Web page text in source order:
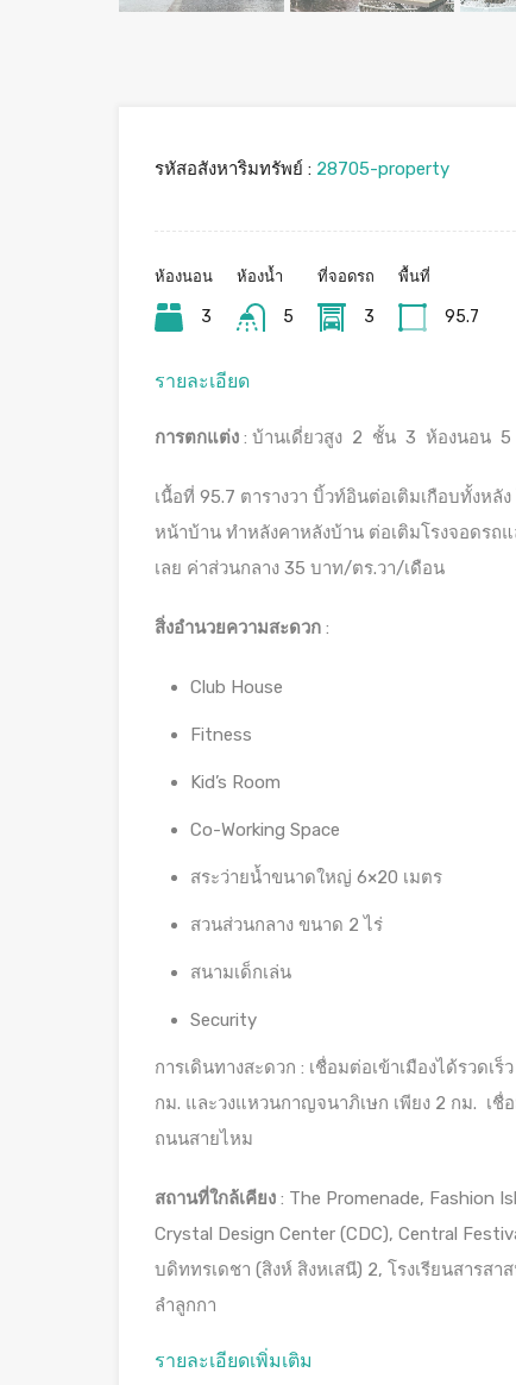
รหัสอสังหาริมทรัพย์ : 28705-property
ห้องนอน
3
ห้องน้ำ
5
ที่จอดรถ
3
พื้นที่
95.7
รายละเอียด
การตกแต่ง : บ้านเดี่ยวสูง 2 ชั้น 3 ห้องนอน
เนื้อที่ 95.7 ตารางวา บิ้วท์อินต่อเติมเกือบทั้งห
หน้าบ้าน ทำหลังคาหลังบ้าน ต่อเติมโรงจอดรถ
เลย ค่าส่วนกลาง 35 บาท/ตร.วา/เดือน
สิ่งอำนวยความสะดวก :
Club House
Fitness
Kid’s Room
Co-Working Space
สระว่ายน้ำขนาดใหญ่ 6×20 เมตร
สวนส่วนกลาง ขนาด 2 ไร่
สนามเด็กเล่น
Security
การเดินทางสะดวก : เชื่อมต่อเข้าเมืองได้รวด
กม. และวงแหวนกาญจนาภิเษก เพียง 2 กม. เ
ถนนสายไหม
สถานที่ใกล้เคียง : The Promenade, Fashion
Crystal Design Center (CDC), Central
บดิททรเดชา (สิงห์ สิงหเสนี) 2, โรงเรียนสารส
ลำลูกกา
รายละเอียดเพิ่มเติม